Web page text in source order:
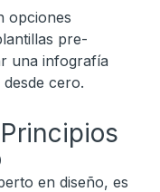
opciones
pre-
una infografía
cero.
en diseño, es